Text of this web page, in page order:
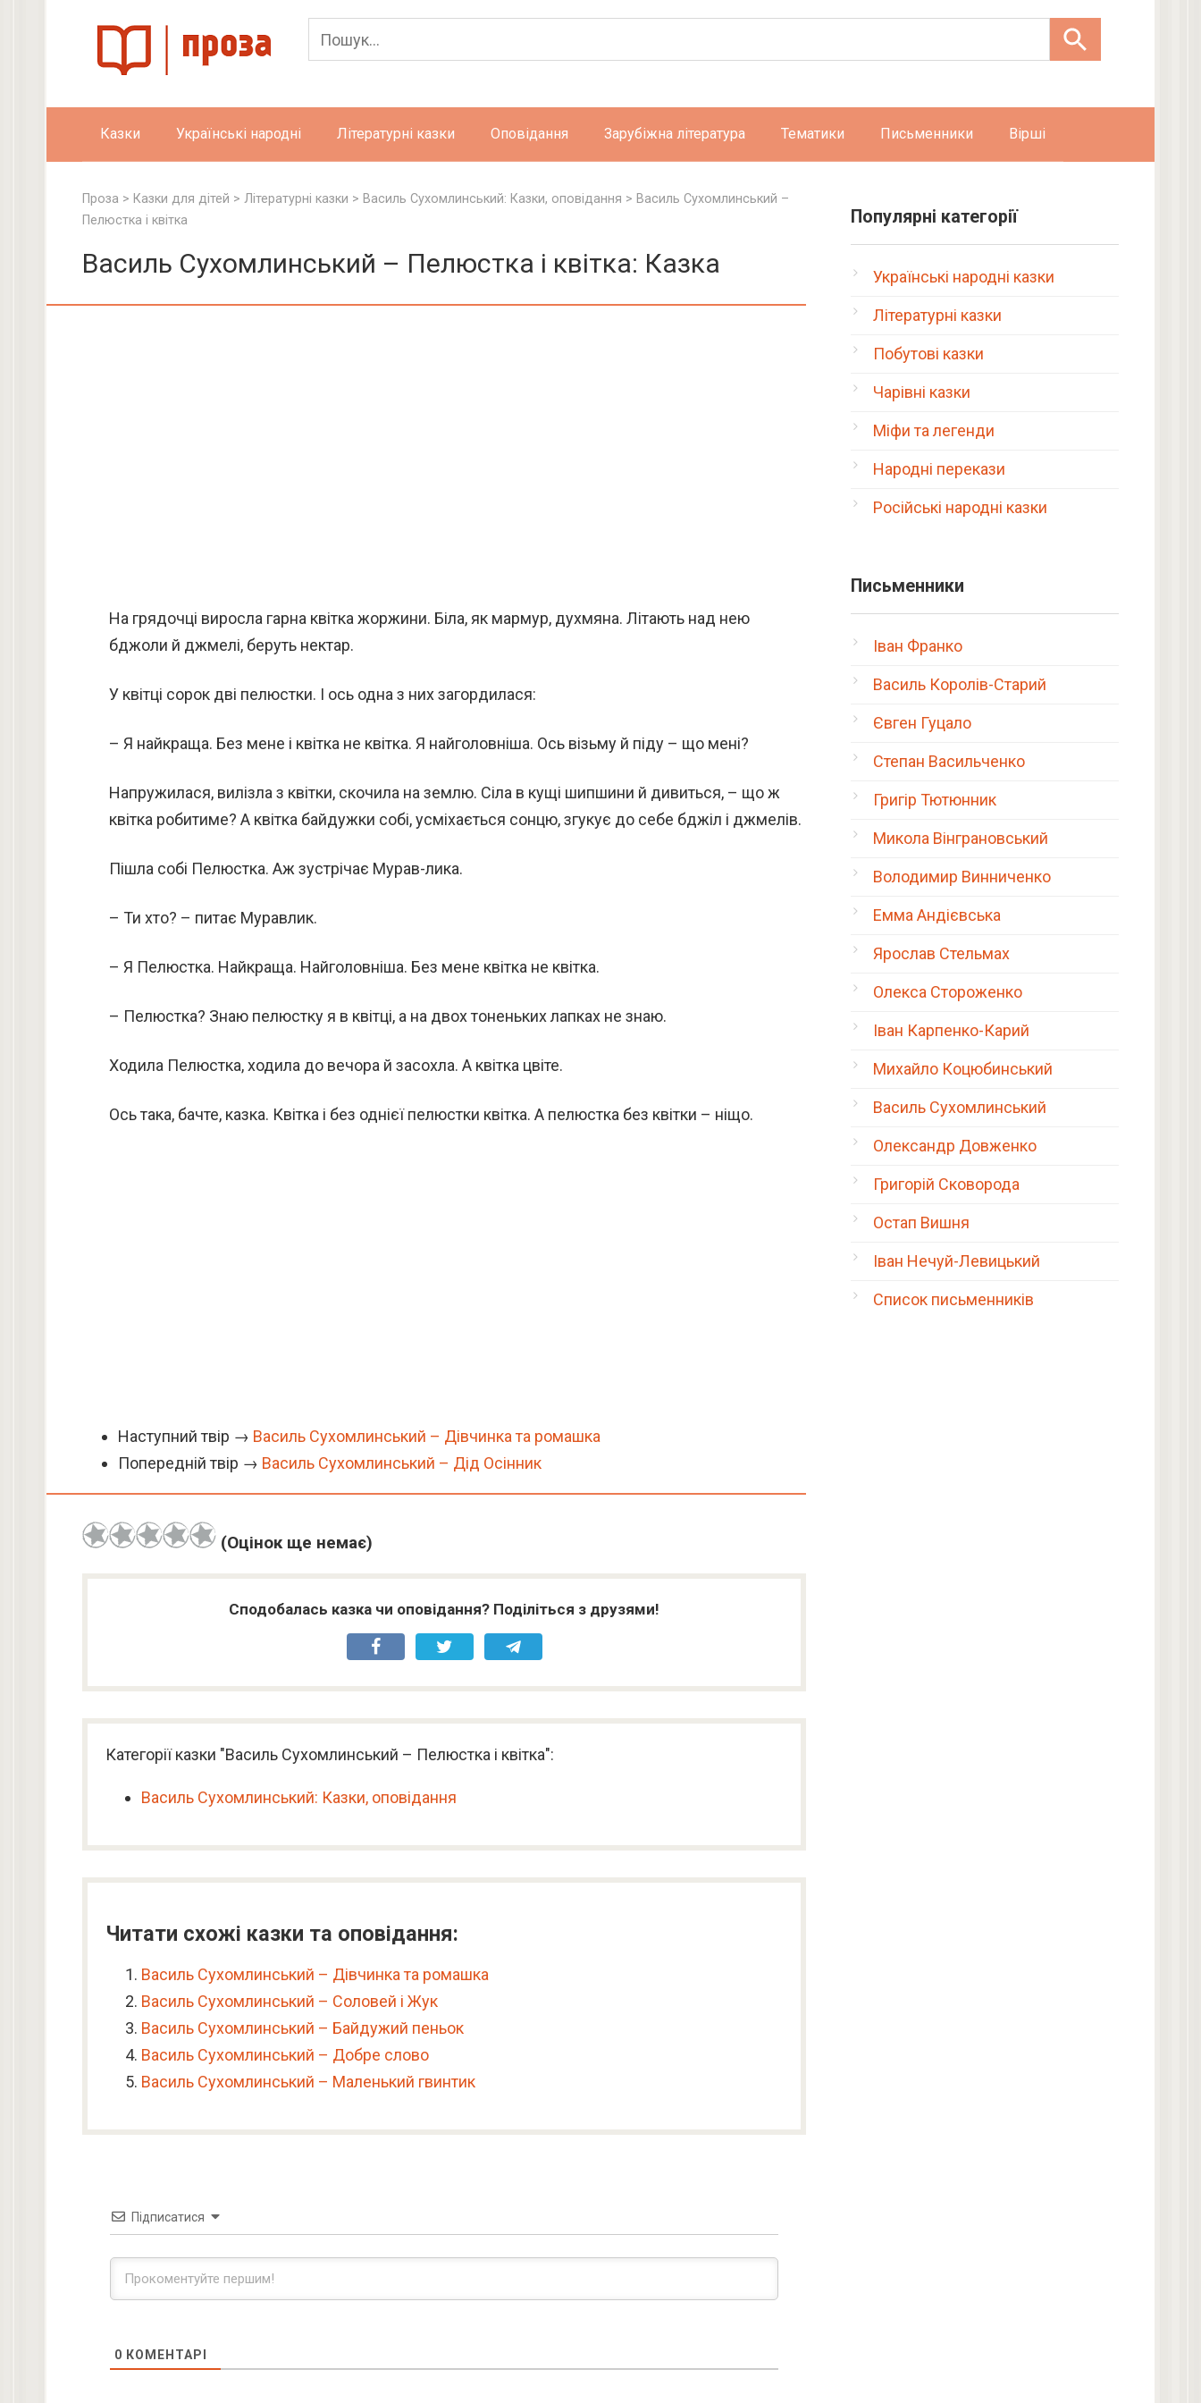
Казки Українські народні Літературні казки Оповідання Зарубіжна література Тематики Письменники Вірші
Проза > Казки для дітей > Літературні казки > Василь Сухомлинський: Казки, оповідання > Василь Сухомлинський –
Пелюстка і квітка
Василь Сухомлинський – Пелюстка і квітка: Казка
На грядочці виросла гарна квітка жоржини. Біла, як мармур, духмяна. Літають над нею
бджоли й джмелі, беруть нектар.
У квітці сорок дві пелюстки. І ось одна з них загордилася:
– Я найкраща. Без мене і квітка не квітка. Я найголовніша. Ось візьму й піду – що мені?
Напружилася, вилізла з квітки, скочила на землю. Сіла в кущі шипшини й дивиться, – що ж
квітка робитиме? А квітка байдужки собі, усміхається сонцю, згукує до себе бджіл і джмелів.
Пішла собі Пелюстка. Аж зустрічає Мурав-лика.
– Ти хто? – питає Муравлик.
– Я Пелюстка. Найкраща. Найголовніша. Без мене квітка не квітка.
– Пелюстка? Знаю пелюстку я в квітці, а на двох тоненьких лапках не знаю.
Ходила Пелюстка, ходила до вечора й засохла. А квітка цвіте.
Ось така, бачте, казка. Квітка і без однієї пелюстки квітка. А пелюстка без квітки – ніщо.
Наступний твір → Василь Сухомлинський – Дівчинка та ромашка
Попередній твір → Василь Сухомлинський – Дід Осінник
(Оцінок ще немає)
Сподобалась казка чи оповідання? Поділіться з друзями!
Категорії казки "Василь Сухомлинський – Пелюстка і квітка":
Василь Сухомлинський: Казки, оповідання
Читати схожі казки та оповідання:
Василь Сухомлинський – Дівчинка та ромашка
Василь Сухомлинський – Соловей і Жук
Василь Сухомлинський – Байдужий пеньок
Василь Сухомлинський – Добре слово
Василь Сухомлинський – Маленький гвинтик
Підписатися
0 КОМЕНТАРІ
Популярні категорії
Українські народні казки
Літературні казки
Побутові казки
Чарівні казки
Міфи та легенди
Народні перекази
Російські народні казки
Письменники
Іван Франко
Василь Королів-Старий
Євген Гуцало
Степан Васильченко
Григір Тютюнник
Микола Вінграновський
Володимир Винниченко
Емма Андієвська
Ярослав Стельмах
Олекса Стороженко
Іван Карпенко-Карий
Михайло Коцюбинський
Василь Сухомлинський
Олександр Довженко
Григорій Сковорода
Остап Вишня
Іван Нечуй-Левицький
Список письменників